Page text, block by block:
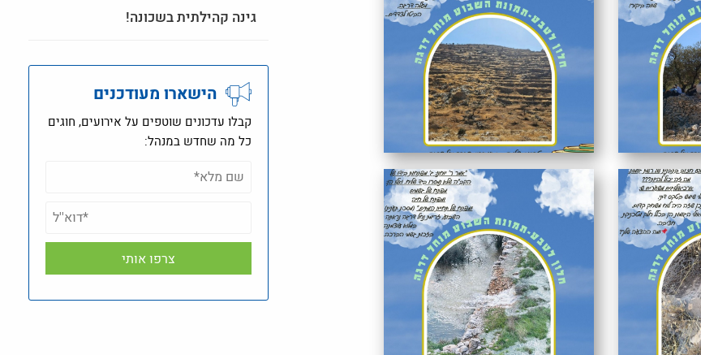
גינה קהילתית בשכונה!
הישארו מעודכנים
קבלו עדכונים שוטפים על אירועים, חוגים
כל מה שחדש במנהל: